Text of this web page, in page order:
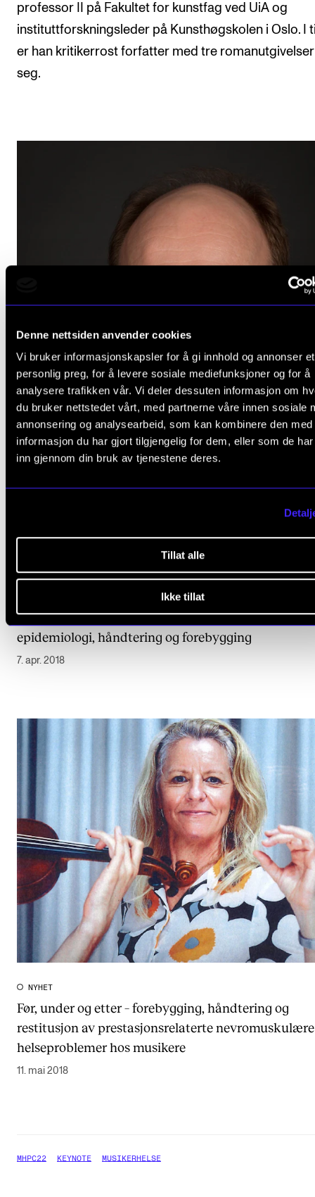
Denne nettsiden anvender cookies
Vi bruker informasjonskapsler for å gi innhold og annonser et
personlig preg, for å levere sosiale mediefunksjoner og for å
analysere trafikken vår. Vi deler dessuten informasjon om
du bruker nettstedet vårt, med partnerne våre innen sosiale
annonsering og analysearbeid, som kan kombinere den med
informasjon du har gjort tilgjengelig for dem, eller som de
inn gjennom din bruk av tjenestene deres.
Tillat alle
Ikke tillat
professor II på Fakultet for kunstfag ved UiA og
instituttforskningsleder på Kunsthøgskolen i Oslo. I
er han kritikerrost forfatter med tre
seg.
Spillerelaterte smertesyndromer hos musikere –
epidemiologi, håndtering og forebygging
7. apr. 2018
NYHET
Før, under og etter – forebygging, håndtering og
restitusjon av prestasjonsrelaterte nevromuskulære
helseproblemer hos musikere
11. mai 2018
MHPC22 KEYNOTE MUSIKERHELSE